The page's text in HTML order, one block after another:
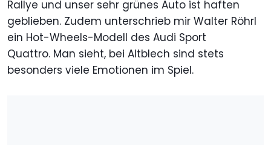
Rallye und unser sehr grünes Auto ist haften
geblieben. Zudem unterschrieb mir Walter Röhrl
ein Hot-Wheels-Modell des Audi Sport
Quattro. Man sieht, bei Altblech sind stets
besonders viele Emotionen im Spiel.